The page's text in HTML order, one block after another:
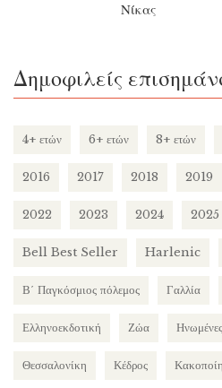
Νίκας
Δημοφιλείς
4+ ετών 6+ ετών 8+ ετών
2016 2017 2018 2019
2022 2023 2024 2025
Bell Best Seller Harlenic
Β΄ Παγκόσμιος πόλεμος Γαλλία
Ελληνοεκδοτική Ζώα
Θεσσαλονίκη Κέδρος